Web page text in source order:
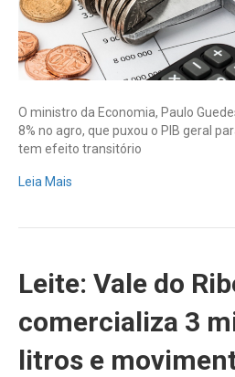
terceiro
trimestre
para
baixo
O ministro da Economia, Paulo
8% no agro, que puxou o PIB geral
tem efeito transitório
Leia Mais
Leite: Vale do
comercializa 3
litros e